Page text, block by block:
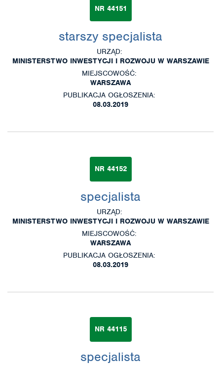
NR 44151
starszy specjalista
URZĄD:
MINISTERSTWO INWESTYCJI I ROZWOJU W WARSZAWIE
MIEJSCOWOŚĆ:
WARSZAWA
PUBLIKACJA OGŁOSZENIA:
08.03.2019
NR 44152
specjalista
URZĄD:
MINISTERSTWO INWESTYCJI I ROZWOJU W WARSZAWIE
MIEJSCOWOŚĆ:
WARSZAWA
PUBLIKACJA OGŁOSZENIA:
08.03.2019
NR 44115
specjalista